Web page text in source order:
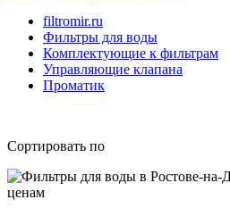
filtromir.ru
Фильтры для воды
Комплектующие к фильтрам
Управляющие клапана
Проматик
Сортировать по